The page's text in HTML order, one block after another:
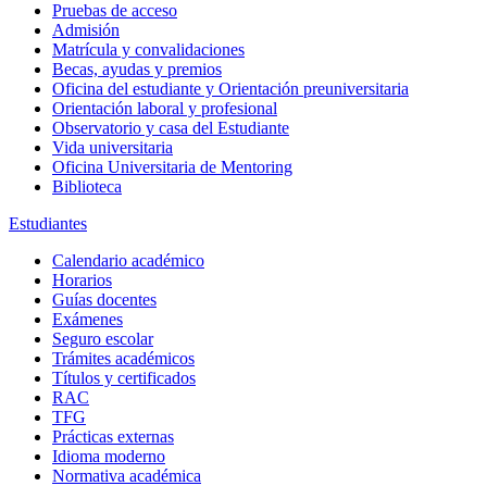
Pruebas de acceso
Admisión
Matrícula y convalidaciones
Becas, ayudas y premios
Oficina del estudiante y Orientación preuniversitaria
Orientación laboral y profesional
Observatorio y casa del Estudiante
Vida universitaria
Oficina Universitaria de Mentoring
Biblioteca
Estudiantes
Calendario académico
Horarios
Guías docentes
Exámenes
Seguro escolar
Trámites académicos
Títulos y certificados
RAC
TFG
Prácticas externas
Idioma moderno
Normativa académica